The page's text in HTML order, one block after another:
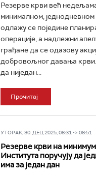
Резерве крви већ
минималном, једнодневном
одлажу се поједине
операције, а надлежни
грађане да се одазову
добровољног давања
да ниједан...
Прочитај
УТОРАК, 30. ДЕЦ 2025, 08:31 -> 08:51
Резерве крви на
Института поручују да
има за један дан